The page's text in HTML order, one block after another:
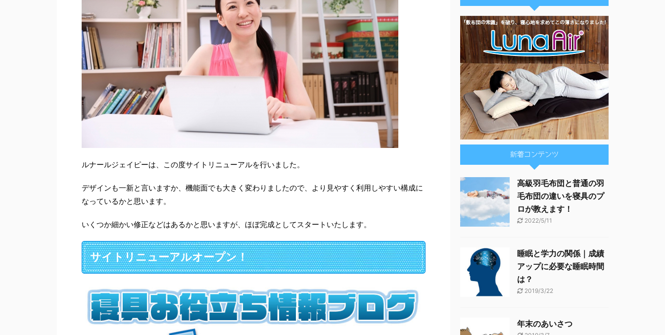
ルナールジェイピーは、この度サイトリニューアルを行いました。
デザインも一新と言いますか、機能面でも大きく変わりましたので、より見やすく利用しやすい構成に
なっているかと思います。
いくつか細かい修正などはあるかと思いますが、ほぼ完成としてスタートいたします。
サイトリニューアルオープン！
新着コンテンツ
高級羽毛布団と普通の羽
毛布団の違いを寝具のプ
ロが教えます！
2022/5/11
睡眠と学力の関係｜成績
アップに必要な睡眠時間
は？
2019/3/22
年末のあいさつ